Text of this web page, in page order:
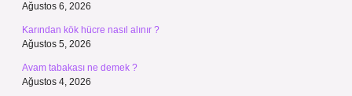
Ağustos 6, 2026
Karından kök hücre nasıl alınır ?
Ağustos 5, 2026
Avam tabakası ne demek ?
Ağustos 4, 2026